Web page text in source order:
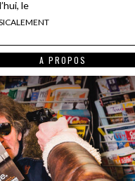
le
A PROPOS